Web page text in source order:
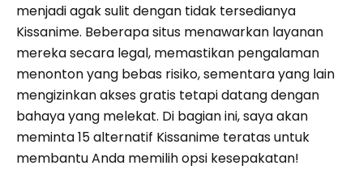
menjadi agak sulit dengan tidak tersedianya
Kissanime. Beberapa situs menawarkan layanan
mereka secara legal, memastikan pengalaman
menonton yang bebas risiko, sementara yang lain
mengizinkan akses gratis tetapi datang dengan
bahaya yang melekat. Di bagian ini, saya akan
meminta 15 alternatif Kissanime teratas untuk
membantu Anda memilih opsi kesepakatan!